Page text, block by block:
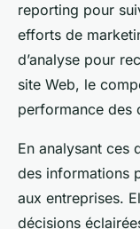
reporting pour
efforts de
d’analyse pour
site Web, le
performance des
En analysant ces
des informations
aux entreprises.
décisions